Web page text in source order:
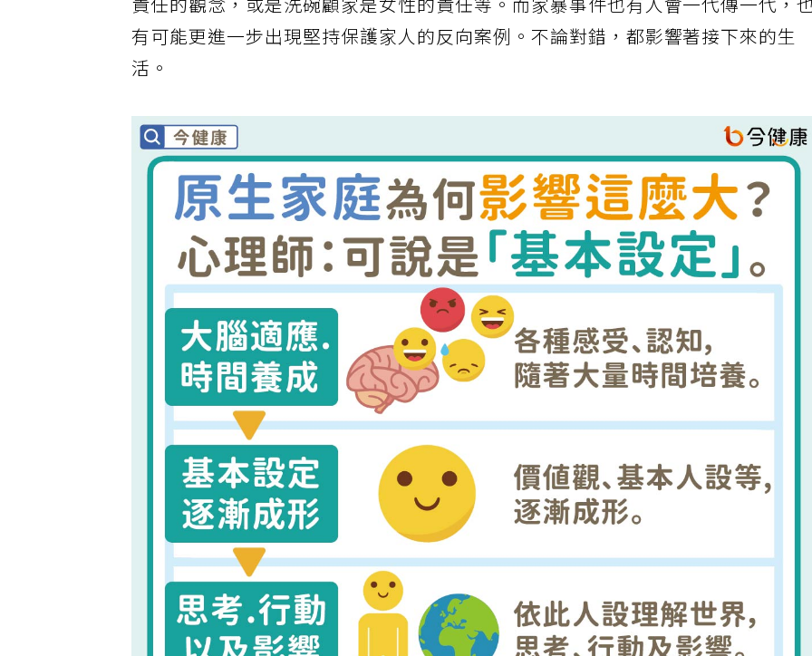
責任的觀念，或是洗碗顧家是女性的責任等。而家暴事件也有人會一代傳一代，
有可能更進一步出現堅持保護家人的反向案例。不論對錯，都影響著接下來的生
活。